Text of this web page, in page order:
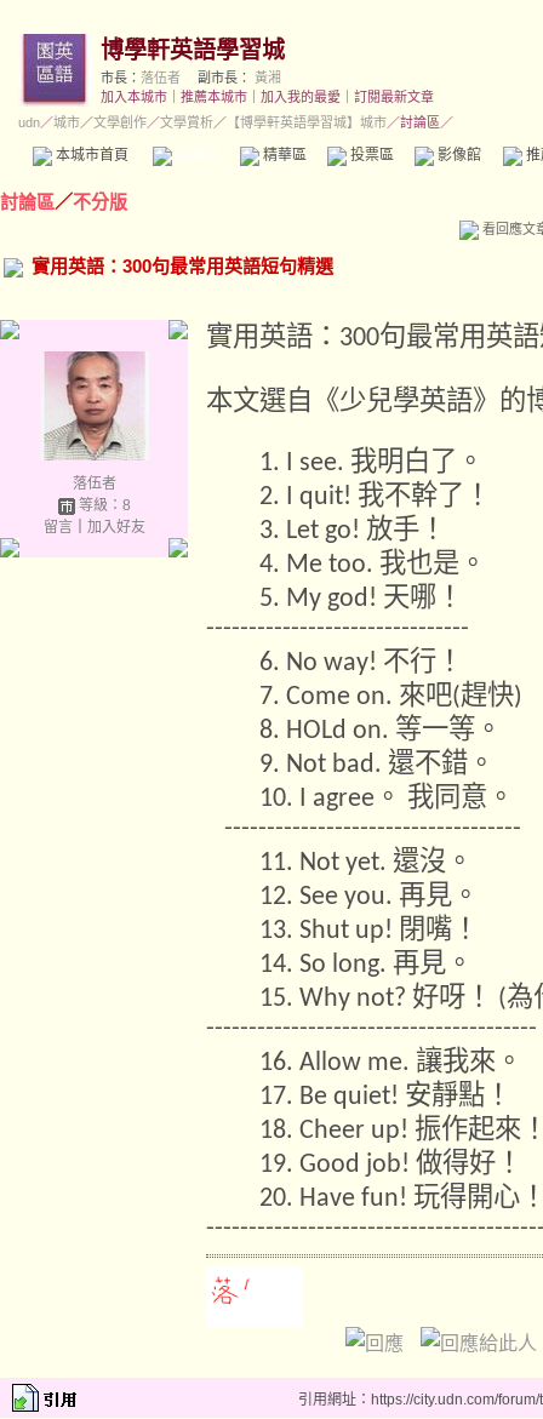
博學軒英語學習城
市長： 落伍者 副市長：
黃湘
加入本城市
推薦本城市 加入我的最愛
訂閱最新文章
udn／城市／文學創作／文學賞析／ 【博學軒英語學習城】城市／討論區／
本城市首頁 精華區 投票區 影像館
討論區／不分版
看回應文
實用英語：300句最常用英語短句精選
落伍者
等級：8
留言｜ 加入好友
實用英語： 300句最常用英
本文選自《少兒學英語》的
1. I see. 我明白了。
2. I quit! 我不幹了！
3. Let go! 放手！
4. Me too. 我也是。
5. My god! 天哪！
-------------------------------
6. No way! 不行！
7. Come on. 來吧(趕快)
8. HOLd on. 等一等。
9. Not bad. 還不錯。
10. I agree 。 我同意。
-----------------------------------
11. Not yet. 還沒。
12. See you. 再見。
13. Shut up! 閉嘴！
14. So long. 再見。
15. Why not? 好呀！ (為
---------------------------------------
16. Allow me. 讓我來。
17. Be quiet! 安靜點！
18. Cheer up! 振作起來
19. Good job! 做得好！
20. Have fun! 玩得開心
引用網址：https://city.udn.com/